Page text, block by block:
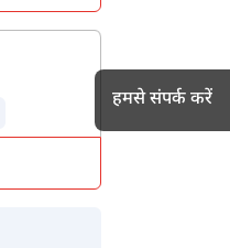
हमसे संपर्क करें